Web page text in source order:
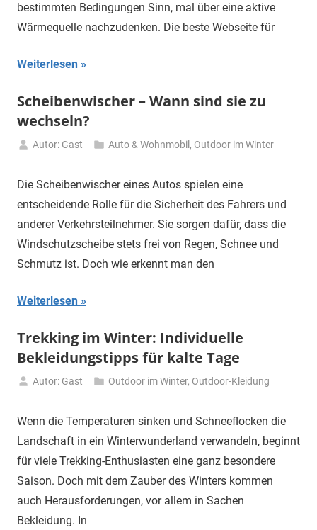
bestimmten Bedingungen Sinn, mal über eine aktive
Wärmequelle nachzudenken. Die beste Webseite für
Weiterlesen
Scheibenwischer – Wann sind sie zu
wechseln?
Januar
Autor: Gast Auto & Wohnmobil , Outdoor im Winter
Die Scheibenwischer eines Autos spielen eine
entscheidende Rolle für die Sicherheit des Fahrers und
anderer Verkehrsteilnehmer. Sie sorgen dafür, dass die
Windschutzscheibe stets frei von Regen, Schnee und
Schmutz ist. Doch wie erkennt man den
Weiterlesen
Trekking im Winter: Individuelle
Bekleidungstipps für kalte Tage
Dezember
Autor: Gast Outdoor im Winter, Outdoor-Kleidung
Wenn die Temperaturen sinken und Schneeflocken die
Landschaft in ein Winterwunderland verwandeln, beginnt
für viele Trekking-Enthusiasten eine ganz besondere
Saison. Doch mit dem Zauber des Winters kommen
auch Herausforderungen, vor allem in Sachen
Bekleidung. In